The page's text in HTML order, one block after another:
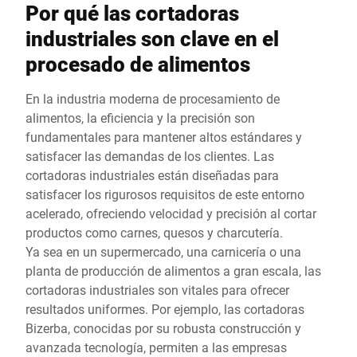
Por qué las cortadoras
industriales son clave en el
procesado de alimentos
En la industria moderna de procesamiento de
alimentos, la eficiencia y la precisión son
fundamentales para mantener altos estándares y
satisfacer las demandas de los clientes. Las
cortadoras industriales están diseñadas para
satisfacer los rigurosos requisitos de este entorno
acelerado, ofreciendo velocidad y precisión al cortar
productos como carnes, quesos y charcutería.
Ya sea en un supermercado, una carnicería o una
planta de producción de alimentos a gran escala, las
cortadoras industriales son vitales para ofrecer
resultados uniformes. Por ejemplo, las cortadoras
Bizerba, conocidas por su robusta construcción y
avanzada tecnología, permiten a las empresas